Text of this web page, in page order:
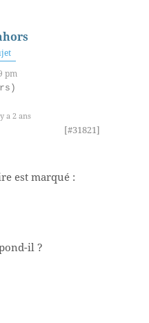
pm
a 2 ans
[#31821]
est marqué :
il ?